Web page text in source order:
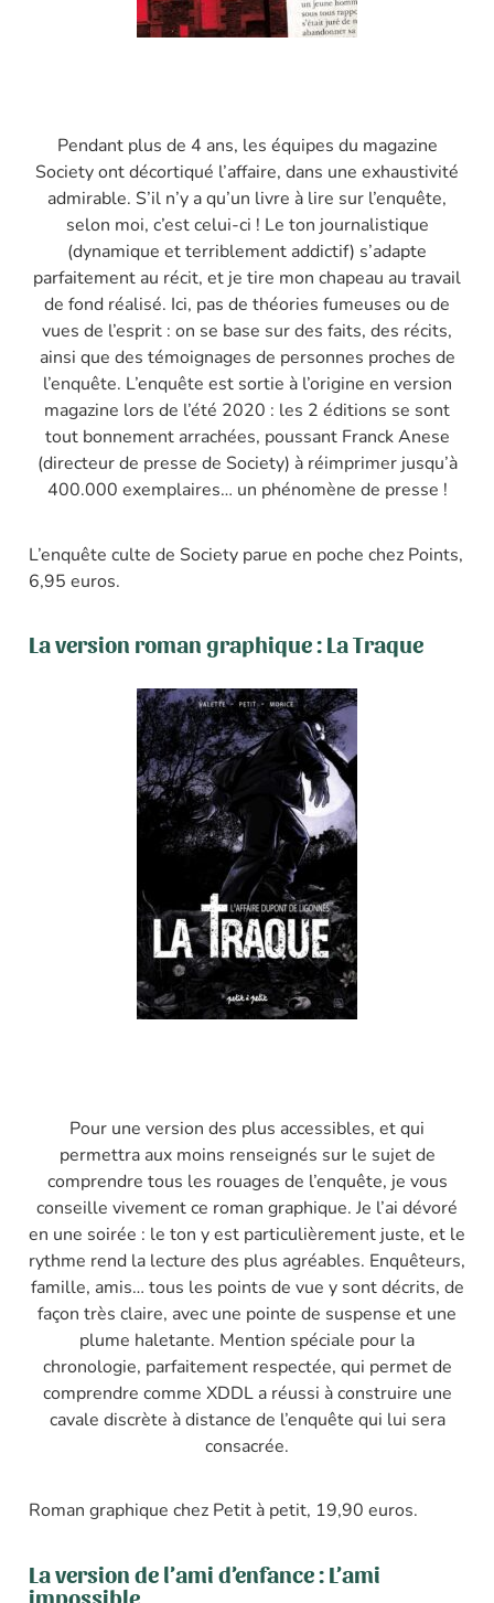
Pendant plus de 4 ans, les équipes du magazine
Society ont décortiqué l’affaire, dans une exhaustivité
admirable. S’il n’y a qu’un livre à lire sur l’enquête,
selon moi, c’est celui-ci ! Le ton journalistique
(dynamique et terriblement addictif) s’adapte
parfaitement au récit, et je tire mon chapeau au travail
de fond réalisé. Ici, pas de théories fumeuses ou de
vues de l’esprit : on se base sur des faits, des récits,
ainsi que des témoignages de personnes proches de
l’enquête. L’enquête est sortie à l’origine en version
magazine lors de l’été 2020 : les 2 éditions se sont
tout bonnement arrachées, poussant Franck Anese
(directeur de presse de Society) à réimprimer jusqu’à
400.000 exemplaires… un phénomène de presse !
L’enquête culte de Society parue en poche chez Points,
6,95 euros.
La version roman graphique : La Traque
Pour une version des plus accessibles, et qui
permettra aux moins renseignés sur le sujet de
comprendre tous les rouages de l’enquête, je vous
conseille vivement ce roman graphique. Je l’ai dévoré
en une soirée : le ton y est particulièrement juste, et le
rythme rend la lecture des plus agréables. Enquêteurs,
famille, amis… tous les points de vue y sont décrits, de
façon très claire, avec une pointe de suspense et une
plume haletante. Mention spéciale pour la
chronologie, parfaitement respectée, qui permet de
comprendre comme XDDL a réussi à construire une
cavale discrète à distance de l’enquête qui lui sera
consacrée.
Roman graphique chez Petit à petit, 19,90 euros.
La version de l’ami d’enfance : L’ami
impossible